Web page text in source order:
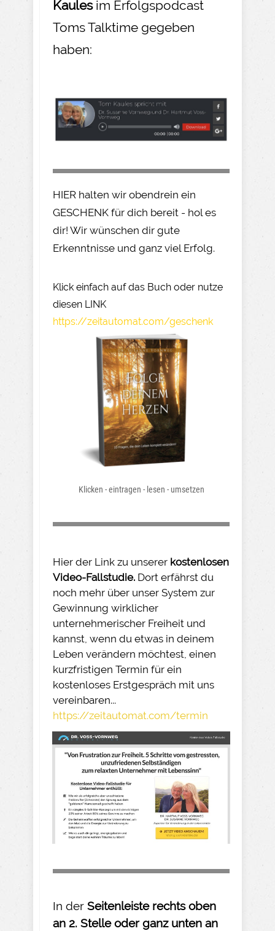
Kaulesim Erfolgspodcast
Toms Talktime gegeben
haben:
HIER halten wir obendrein ein
GESCHENK für dich bereit - hol es
dir! Wir wünschen dir gute
Erkenntnisse und ganz viel Erfolg.
Klick einfach auf das Buch oder nutze
diesen LINK
https://zeitautomat.com/geschenk
Klicken - eintragen - lesen - umsetzen
Hier der Link zu unserer kostenlosen
Video-Fallstudie. Dort erfährst du
noch mehr über unser System zur
Gewinnung wirklicher
unternehmerischer Freiheit und
kannst, wenn du etwas in deinem
Leben verändern möchtest, einen
kurzfristigen Termin für ein
kostenloses Erstgespräch mit uns
vereinbaren...
https://zeitautomat.com/termin
In der Seitenleiste rechts oben
an 2. Stelle oder ganz unten an